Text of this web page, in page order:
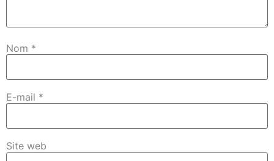
Nom *
E-mail *
Site web